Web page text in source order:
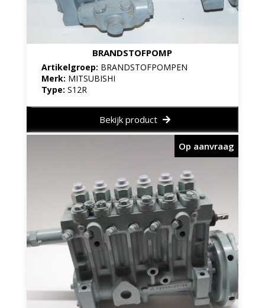
BRANDSTOFPOMP
Artikelgroep: BRANDSTOFPOMPEN
Merk: MITSUBISHI
Type: S12R
Bekijk product
Op aanvraag